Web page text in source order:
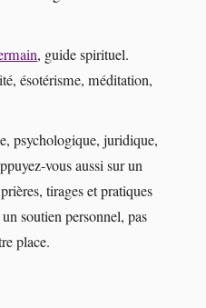
, guide spirituel.
ésotérisme, méditation,
psychologique, juridique,
vous aussi sur un
tirages et pratiques
soutien personnel, pas
place.